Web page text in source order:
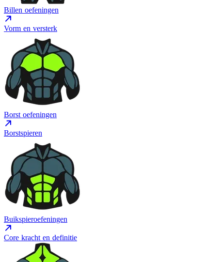
Billen oefeningen
Vorm en versterk
Borst oefeningen
Borstspieren
Buikspieroefeningen
Core kracht en definitie